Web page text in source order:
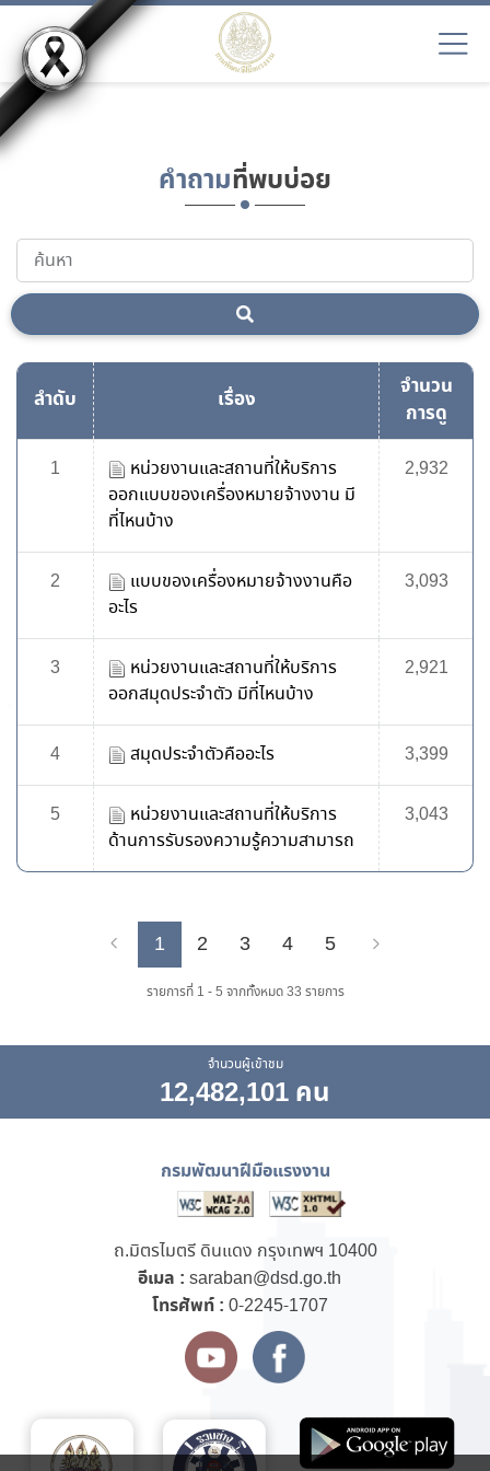
EN9
คำถามที่พบบ่อย
ลำดับ เรื่อง
จำนวน
การดู
1
หน่วยงานและสถานที่ให้บริการ
ออกแบบของเครื่องหมายจ้างงาน มี
ที่ไหนบ้าง
2,932
2
แบบของเครื่องหมายจ้างงานคือ
อะไร
3,093
3
หน่วยงานและสถานที่ให้บริการ
ออกสมุดประจำตัว มีที่ไหนบ้าง
2,921
4 สมุดประจำตัวคืออะไร 3,399
5
หน่วยงานและสถานที่ให้บริการ
ด้านการรับรองความรู้ความสามารถ
3,043
Previous
1 2 3 4 5
รายการที่ 1 - 5 จากทั้งหมด 33 รายการ
จำนวนผู้เข้าชม
12,482,101 คน
กรมพัฒนาฝีมือแรงงาน
ถ.มิตรไมตรี ดินแดง กรุงเทพฯ 10400
อีเมล : saraban@dsd.go.th
โทรศัพท์ : 0-2245-1707